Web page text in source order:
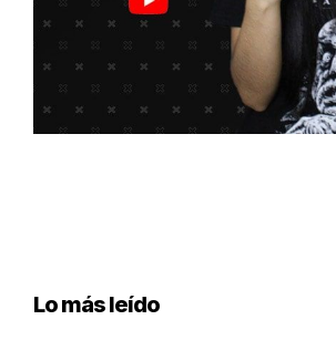
Lo más leído